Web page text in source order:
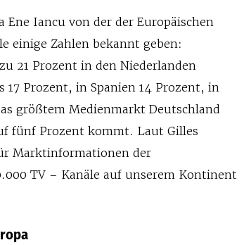
Ene Iancu von der der Europäischen
einige Zahlen bekannt geben:
21 Prozent in den Niederlanden
Prozent, in Spanien 14 Prozent, in
größtem Medienmarkt Deutschland
fünf Prozent kommt. Laut Gilles
Marktinformationen der
TV – Kanäle auf unserem Kontinent